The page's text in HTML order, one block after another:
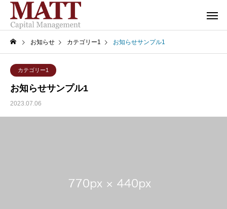
お知らせ カテゴリー1 お知らせサンプル1
カテゴリー1
お知らせサンプル1
2023.07.06